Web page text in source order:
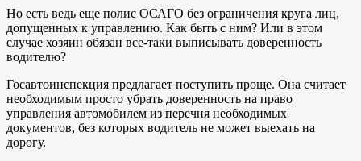
Но есть ведь еще полис ОСАГО без ограничения круга лиц,
допущенных к управлению. Как быть с ним? Или в этом
случае хозяин обязан все-таки выписывать доверенность
водителю?
Госавтоинспекция предлагает поступить проще. Она считает
необходимым просто убрать доверенность на право
управления автомобилем из перечня необходимых
документов, без которых водитель не может выехать на
дорогу.